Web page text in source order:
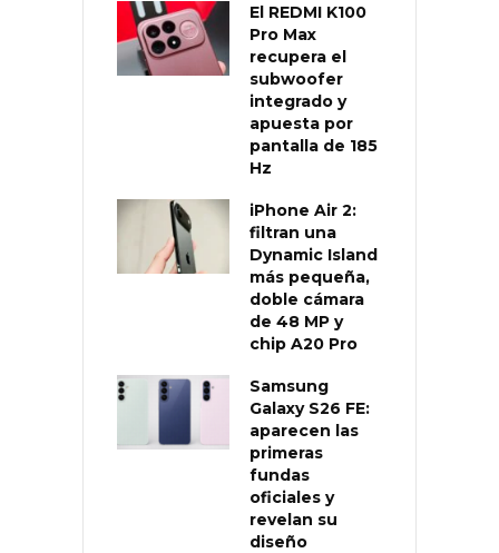
El REDMI K100
Pro Max
recupera el
subwoofer
integrado y
apuesta por
pantalla de 185
Hz
iPhone Air 2:
filtran una
Dynamic Island
más pequeña,
doble cámara
de 48 MP y
chip A20 Pro
Samsung
Galaxy S26 FE:
aparecen las
primeras
fundas
oficiales y
revelan su
diseño